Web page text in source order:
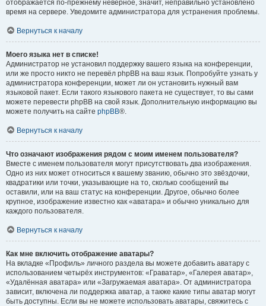
отображается по-прежнему неверное, значит, неправильно установлено
время на сервере. Уведомите администратора для устранения проблемы.
Вернуться к началу
Моего языка нет в списке!
Администратор не установил поддержку вашего языка на конференции,
или же просто никто не перевёл phpBB на ваш язык. Попробуйте узнать у
администратора конференции, может ли он установить нужный вам
языковой пакет. Если такого языкового пакета не существует, то вы сами
можете перевести phpBB на свой язык. Дополнительную информацию вы
можете получить на сайте phpBB®.
Вернуться к началу
Что означают изображения рядом с моим именем пользователя?
Вместе с именем пользователя могут присутствовать два изображения.
Одно из них может относиться к вашему званию, обычно это звёздочки,
квадратики или точки, указывающие на то, сколько сообщений вы
оставили, или на ваш статус на конференции. Другое, обычно более
крупное, изображение известно как «аватара» и обычно уникально для
каждого пользователя.
Вернуться к началу
Как мне включить отображение аватары?
На вкладке «Профиль» личного раздела вы можете добавить аватару с
использованием четырёх инструментов: «Граватар», «Галерея аватар»,
«Удалённая аватара» или «Загружаемая аватара». От администратора
зависит, включена ли поддержка аватар, а также какие типы аватар могут
быть доступны. Если вы не можете использовать аватары, свяжитесь с